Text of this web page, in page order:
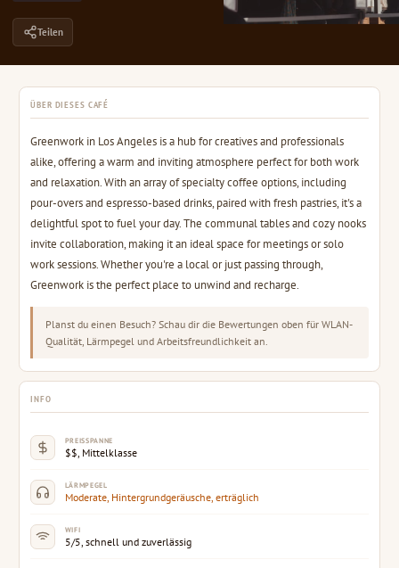
Teilen
ÜBER DIESES CAFÉ
Greenwork in Los Angeles is a hub for creatives and professionals
alike, offering a warm and inviting atmosphere perfect for both work
and relaxation. With an array of specialty coffee options, including
pour-overs and espresso-based drinks, paired with fresh pastries, it's a
delightful spot to fuel your day. The communal tables and cozy nooks
invite collaboration, making it an ideal space for meetings or solo
work sessions. Whether you're a local or just passing through,
Greenwork is the perfect place to unwind and recharge.
Planst du einen Besuch? Schau dir die Bewertungen oben für WLAN-
Qualität, Lärmpegel und Arbeitsfreundlichkeit an.
INFO
PREISSPANNE
$$, Mittelklasse
LÄRMPEGEL
Moderate, Hintergrundgeräusche, erträglich
WIFI
5/5, schnell und zuverlässig